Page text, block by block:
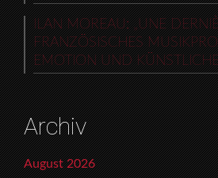
ILAN MOREAU: „UNE
FRANZÖSISCHES
EMOTION UND
Archiv
August 2026